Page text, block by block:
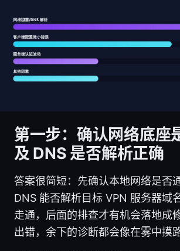
第一步：确认网络底座
及 DNS 是否解析正确
答案很简短：先确认本地网络是否
DNS 能否解析目标 VPN 服务器域
走通，后面的排查才有机会落地成
出错，余下的诊断都会像在雾中摸路